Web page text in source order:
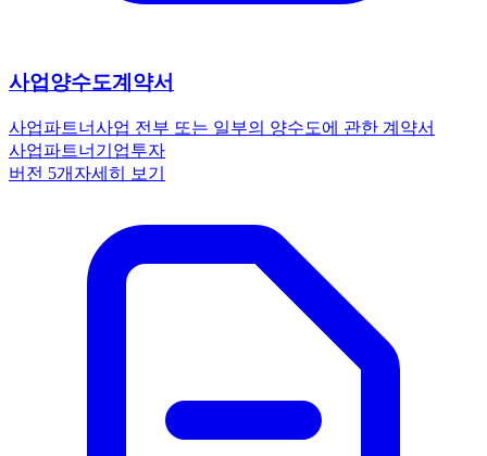
사업양수도계약서
사업파트너사업 전부 또는 일부의 양수도에 관한 계약서
사업파트너 기업투자
버전 5개 자세히 보기